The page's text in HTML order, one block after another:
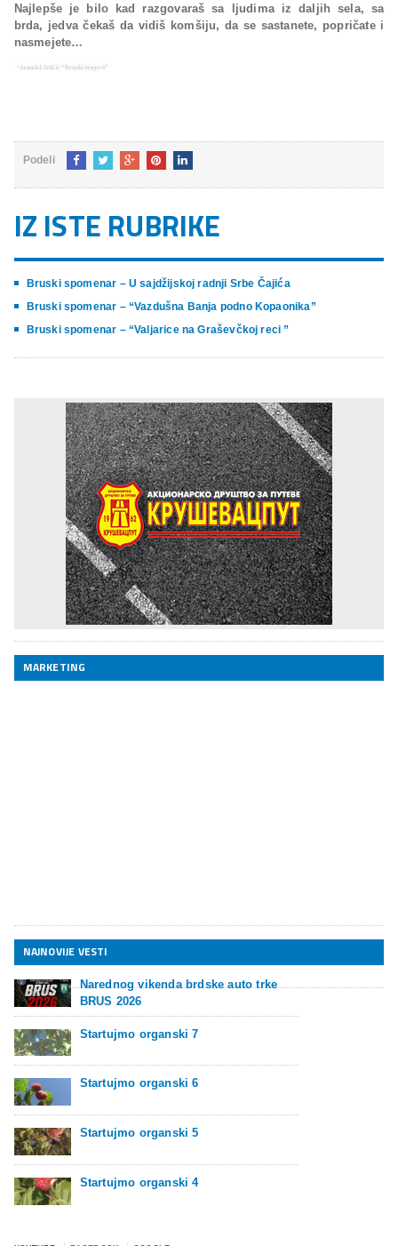
Najlepše je bilo kad razgovaraš sa ljudima iz daljih sela, sa
brda, jedva čekaš da vidiš komšiju, da se sastanete, popričate i
nasmejete…
Podeli
IZ ISTE RUBRIKE
Bruski spomenar – U sajdžijskoj radnji Srbe Čajića
Bruski spomenar – “Vazdušna Banja podno Kopaonika”
Bruski spomenar – “Valjarice na Graševčkoj reci ”
MARKETING
NAJNOVIJE VESTI
Narednog vikenda brdske auto trke
BRUS 2026
Startujmo organski 7
Startujmo organski 6
Startujmo organski 5
Startujmo organski 4